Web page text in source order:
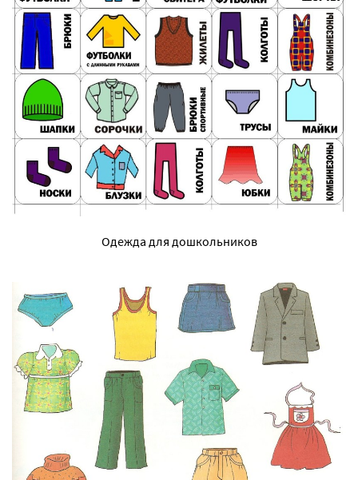
Одежда для дошкольников